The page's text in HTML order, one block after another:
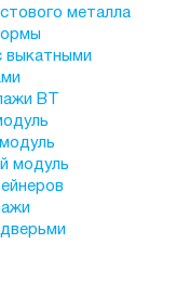
металла
выкатными
ВТ
модуль